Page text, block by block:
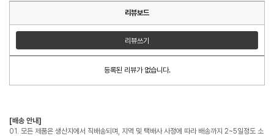
리뷰보드
리뷰쓰기
등록된 리뷰가 없습니다.
[배송 안내]
01. 모든 제품은 생산지에서 직배송되며, 지역 및 택배사 사정에 따라 배송까지 2~5일정도 소